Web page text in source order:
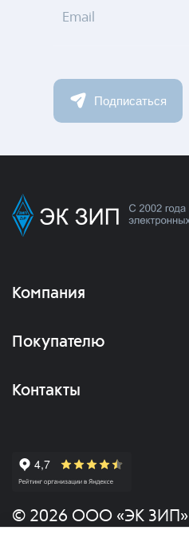
Email
Подписаться
Компания
Покупателю
Контакты
© 2026 ООО «ЭК ЗИП»